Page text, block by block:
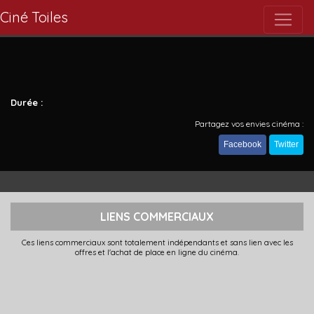
Ciné Toiles
Durée :
Partagez vos envies cinéma :
Facebook Twitter
LIENS COMMERCIAUX
Ces liens commerciaux sont totalement indépendants et sans lien avec les
offres et l'achat de place en ligne du cinéma.